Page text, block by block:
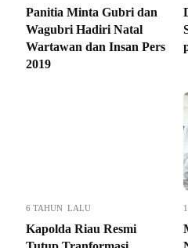
Panitia Minta Gubri dan
Wagubri Hadiri Natal
Wartawan dan Insan Pers
2019
6 TAHUN LALU
Kapolda Riau Resmi